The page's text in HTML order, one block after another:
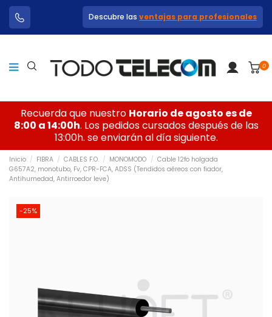
Descubre las ventajas para profesionales
0
Recuerda que nuestro Horario de agosto es de
8:00 a 14:00h. Los pedidos cursados después de las
13:00h. se enviarán al día siguiente.
Inicio FIBRA CABLES F.O. MONOMODO
Cable 12fo holgada
G657A2, monotubo, Fv, CPR-FCA, ADSS (Tendidos aéreos con fiador,
Antihumedad, Antirroedor leve)
-25%